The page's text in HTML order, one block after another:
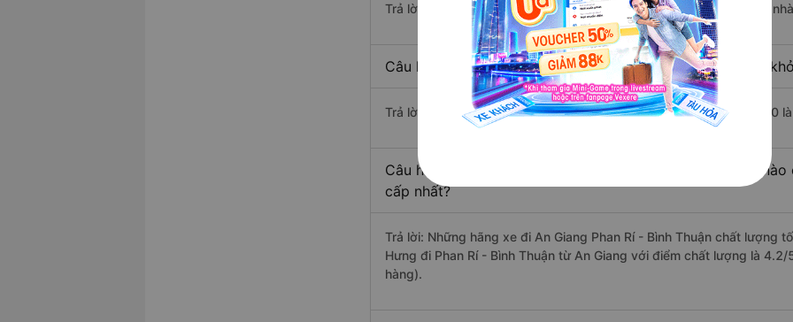
Trả lời: Chuyến xe có giờ xuất phát sớm nhất vào lúc 11:00 là của
Câu hỏi: Nhà xe đi Phan Rí - Bình Thuận từ An Giang nào
Trả lời: Chuyến xe có giờ xuất phát trễ (muộn) nhất là vào lúc 15:00
Câu hỏi: Review xe đi Phan Rí - Bình Thuận từ An Giang
cấp nhất?
Trả lời: Những hãng xe đi An Giang Phan Rí - Bình Thuận chất lượng
Hưng đi Phan Rí - Bình Thuận từ An Giang với điểm chất lượng là
hàng).